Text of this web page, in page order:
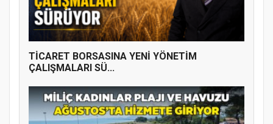
TİCARET BORSASINA YENİ YÖNETİM
ÇALIŞMALARI SÜ...